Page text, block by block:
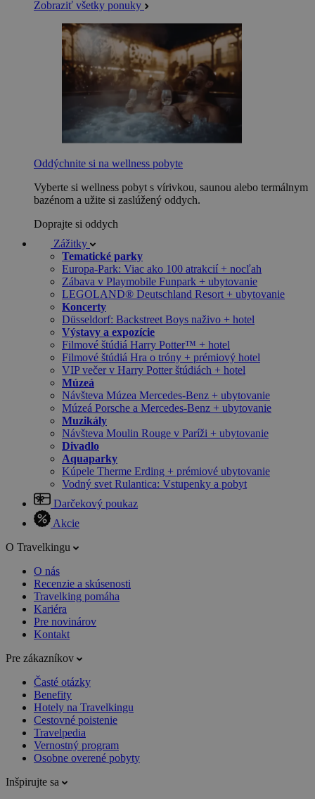
Zobraziť všetky ponuky
Oddýchnite si na wellness pobyte
Vyberte si wellness pobyt s vírivkou, saunou alebo termálnym
bazénom a užite si zaslúžený oddych.
Doprajte si oddych
Zážitky
Tematické parky
Europa-Park: Viac ako 100 atrakcií + nocľah
Zábava v Playmobile Funpark + ubytovanie
LEGOLAND® Deutschland Resort + ubytovanie
Koncerty
Düsseldorf: Backstreet Boys naživo + hotel
Výstavy a expozície
Filmové štúdiá Harry Potter™ + hotel
Filmové štúdiá Hra o tróny + prémiový hotel
VIP večer v Harry Potter štúdiách + hotel
Múzeá
Návšteva Múzea Mercedes-Benz + ubytovanie
Múzeá Porsche a Mercedes-Benz + ubytovanie
Muzikály
Návšteva Moulin Rouge v Paríži + ubytovanie
Divadlo
Aquaparky
Kúpele Therme Erding + prémiové ubytovanie
Vodný svet Rulantica: Vstupenky a pobyt
Darčekový poukaz
Akcie
O Travelkingu
O nás
Recenzie a skúsenosti
Travelking pomáha
Kariéra
Pre novinárov
Kontakt
Pre zákazníkov
Časté otázky
Benefity
Hotely na Travelkingu
Cestovné poistenie
Travelpedia
Vernostný program
Osobne overené pobyty
Inšpirujte sa